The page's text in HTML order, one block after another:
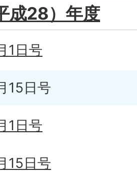
成28）年度
1日号
15日号
1日号
15日号